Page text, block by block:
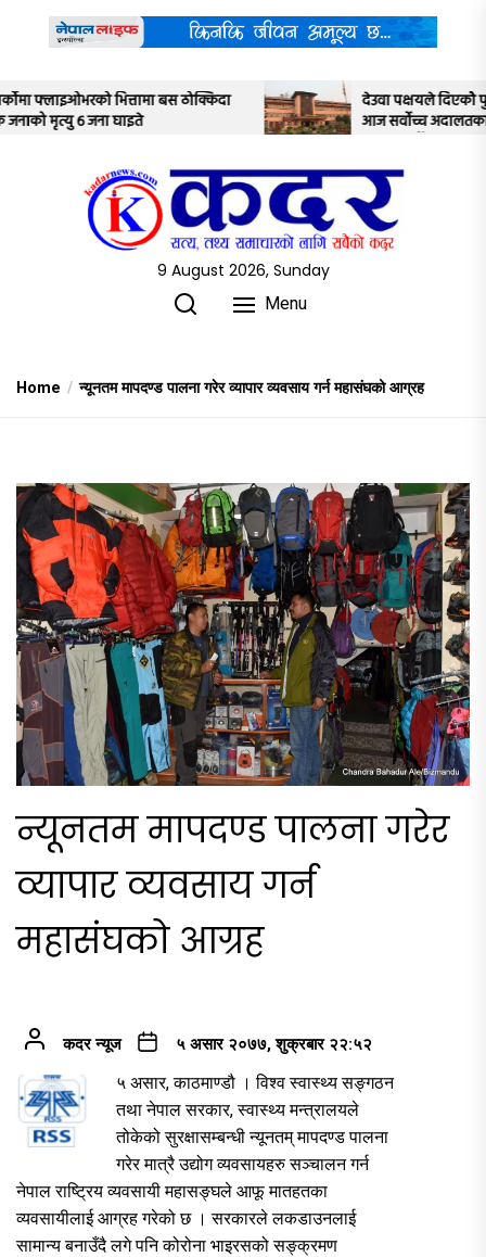
content
देउवा पक्षयले दिएकोे पुनरावलोकन निवेदनमाथि
आज सर्वोच्च अदालतका तीन न्यायाधीशले
9 August 2026, Sunday
Menu
Home न्यूनतम मापदण्ड पालना गरेर व्यापार व्यवसाय गर्न महासंघको आग्रह
न्यूनतम मापदण्ड पालना गरेर
व्यापार व्यवसाय गर्न
महासंघको आग्रह
कदर न्यूज ५ असार २०७७, शुक्रबार २२:५२
५ असार, काठमाण्डौ । विश्व स्वास्थ्य सङ्गठन
तथा नेपाल सरकार, स्वास्थ्य मन्त्रालयले
तोकेको सुरक्षासम्बन्धी न्यूनतम् मापदण्ड पालना
गरेर मात्रै उद्योग व्यवसायहरु सञ्चालन गर्न
नेपाल राष्ट्रिय व्यवसायी महासङ्घले आफू मातहतका
व्यवसायीलाई आग्रह गरेको छ । सरकारले लकडाउनलाई
सामान्य बनाउँदै लगे पनि कोरोना भाइरसको सङ्क्रमण